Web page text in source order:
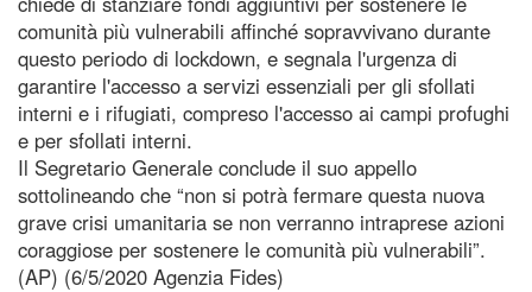
comunità più vulnerabili affinché sopravvivano durante
questo periodo di lockdown, e segnala l'urgenza di
garantire l'accesso a servizi essenziali per gli sfollati
interni e i rifugiati, compreso l'accesso ai campi profughi
e per sfollati interni.
Il Segretario Generale conclude il suo appello
sottolineando che “non si potrà fermare questa nuova
grave crisi umanitaria se non verranno intraprese azioni
coraggiose per sostenere le comunità più vulnerabili”.
(AP) (6/5/2020 Agenzia Fides)